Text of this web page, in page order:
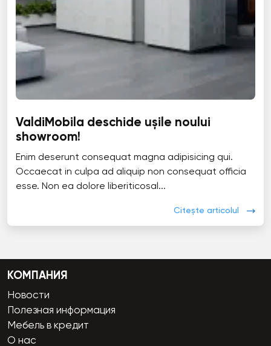
ValdiMobila deschide ușile noului
showroom!
Enim deserunt consequat magna adipisicing qui.
Occaecat in culpa ad aliquip non consequat officia
esse. Non ea dolore liberiticosal...
Citește articolul
КОМПАНИЯ
Новости
Полезная информация
Мебель в кредит
О нас